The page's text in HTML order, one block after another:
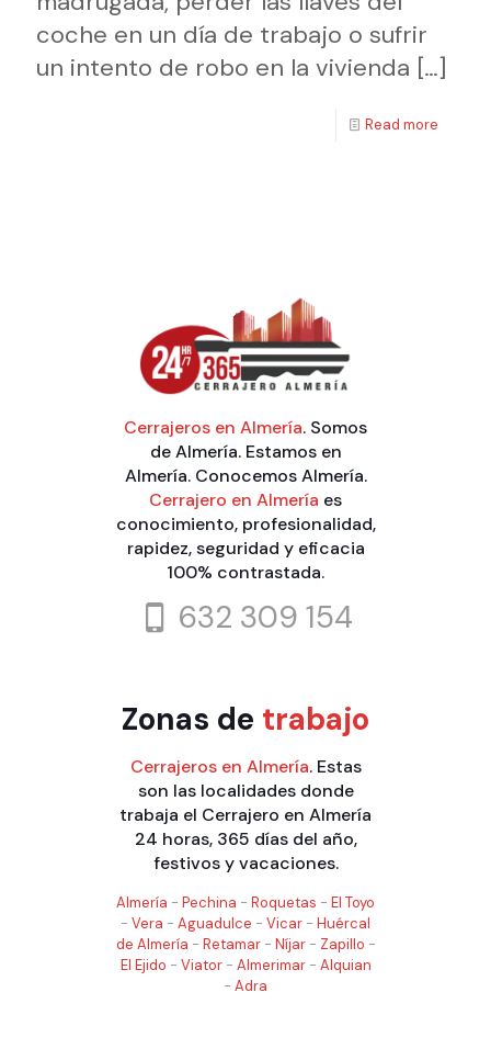
coche en un día de trabajo o sufrir
un intento de robo en la vivienda […]
Read more
Cerrajeros en Almería. Somos
de Almería. Estamos en
Almería. Conocemos Almería.
Cerrajero en Almería es
conocimiento, profesionalidad,
rapidez, seguridad y eficacia
100% contrastada.
632 309 154
Zonas de trabajo
Cerrajeros en Almería. Estas
son las localidades donde
trabaja el Cerrajero en Almería
24 horas, 365 días del año,
festivos y vacaciones.
Almería - Pechina - Roquetas - El Toyo
- Vera - Aguadulce - Vicar - Huércal
de Almería - Retamar- Níjar- Zapillo -
El Ejido - Viator- Almerimar- Alquian
- Adra